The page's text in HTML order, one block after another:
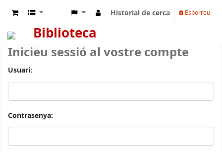
Historial de cerca Esborreu
Biblioteca
Inicieu sessió al vostre compte
Usuari:
Contrasenya: